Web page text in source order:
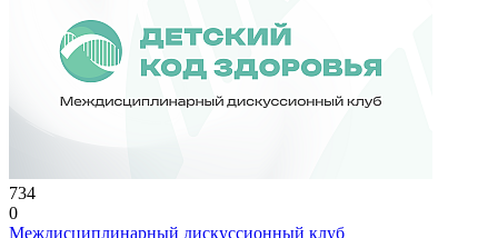
734
0
Междисциплинарный дискуссионный клуб